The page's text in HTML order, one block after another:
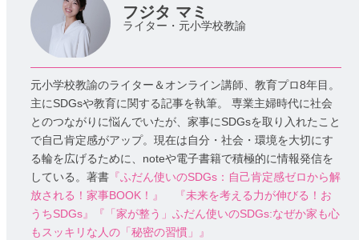
フジタ マミ
ライター・元小学校教諭
元小学校教諭のライター＆オンライン講師、教育プロ8年目。
主にSDGsや教育に関する記事を執筆。 専業主婦時代に社会
とのつながりに悩んでいたが、家事にSDGsを取り入れたこと
で自己肯定感がアップ。現在は自分・社会・環境を大切にす
る輪を広げるために、noteや電子書籍で積極的に情報発信を
している。著書 『ふだん使いのSDGs：自己肯定感ゼロから解
放される！家事BOOK！』
『未来を考える力が伸びる！お
うちSDGs』
『「家が整う」ふだん使いのSDGs:なぜか家も心
もスッキリな人の「秘密の習慣」』